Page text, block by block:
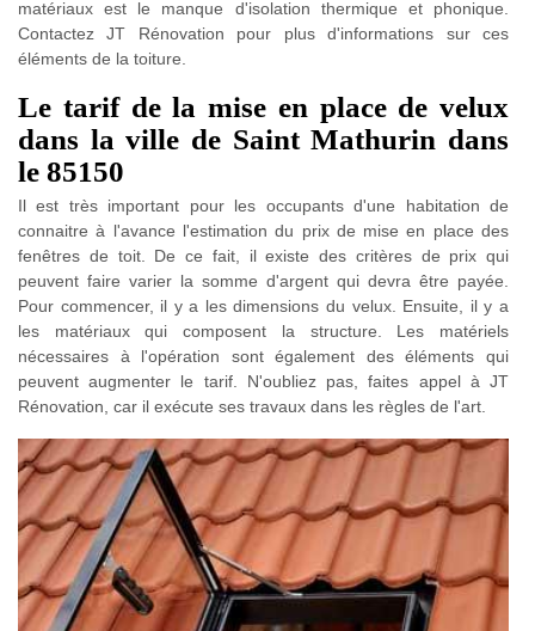
matériaux est le manque d'isolation thermique et phonique.
Contactez JT Rénovation pour plus d'informations sur ces
éléments de la toiture.
Le tarif de la mise en place de velux
dans la ville de Saint Mathurin dans
le 85150
Il est très important pour les occupants d'une habitation de
connaitre à l'avance l'estimation du prix de mise en place des
fenêtres de toit. De ce fait, il existe des critères de prix qui
peuvent faire varier la somme d'argent qui devra être payée.
Pour commencer, il y a les dimensions du velux. Ensuite, il y a
les matériaux qui composent la structure. Les matériels
nécessaires à l'opération sont également des éléments qui
peuvent augmenter le tarif. N'oubliez pas, faites appel à JT
Rénovation, car il exécute ses travaux dans les règles de l'art.